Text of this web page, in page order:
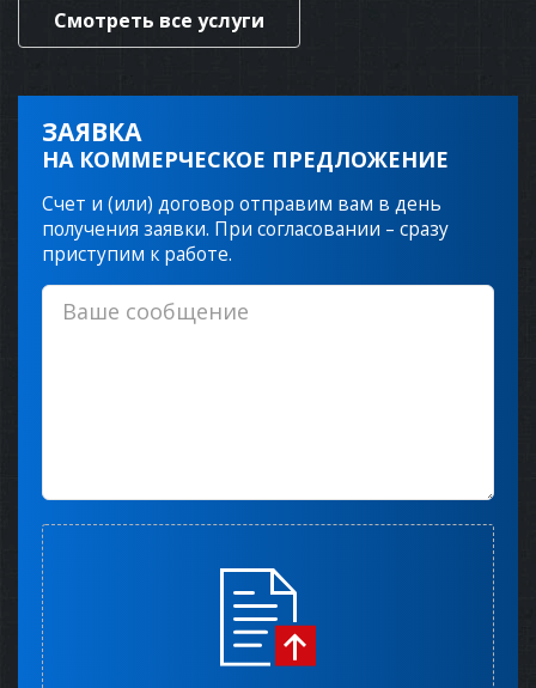
Смотреть все услуги
ЗАЯВКА
НА КОММЕРЧЕСКОЕ ПРЕДЛОЖЕНИЕ
Счет и (или) договор отправим вам в день
получения заявки. При согласовании – сразу
приступим к работе.